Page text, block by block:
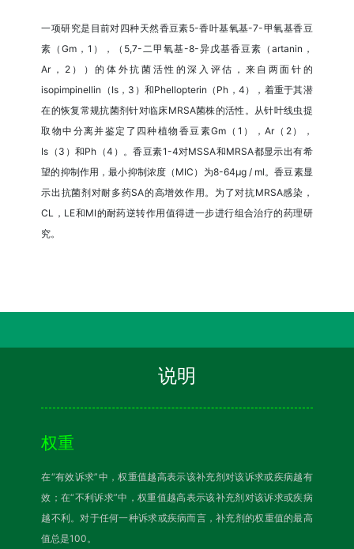
一项研究是目前对四种天然香豆素5-香叶基氧基-7-甲氧基香豆
素（Gm，1），（5,7-二甲氧基-8-异戊基香豆素（artanin，
Ar，2））的体外抗菌活性的深入评估，来自两面针的
isopimpinellin（Is，3）和Phellopterin（Ph，4），着重于其潜
在的恢复常规抗菌剂针对临床MRSA菌株的活性。从针叶线虫提
取物中分离并鉴定了四种植物香豆素Gm（1），Ar（2），
Is（3）和Ph（4）。香豆素1-4对MSSA和MRSA都显示出有希
望的抑制作用，最小抑制浓度（MIC）为8-64µg / ml。香豆素显
示出抗菌剂对耐多药SA的高增效作用。为了对抗MRSA感染，
CL，LE和MI的耐药逆转作用值得进一步进行组合治疗的药理研
究。
说明
权重
在“有效诉求”中，权重值越高表示该补充剂对该诉求或疾病越有
效；在“不利诉求”中，权重值越高表示该补充剂对该诉求或疾病
越不利。对于任何一种诉求或疾病而言，补充剂的权重值的最高
值总是100。